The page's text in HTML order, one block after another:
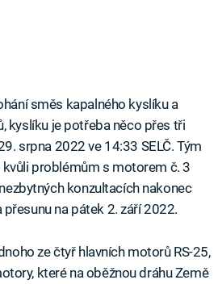
směs kapalného kyslíku a
kyslíku je potřeba něco přes tři
srpna 2022 ve 14:33 SELČ. Tým
problémům s motorem č. 3
konzultacích nakonec
na pátek 2. září 2022.
ze čtyř hlavních motorů RS-25,
které na oběžnou dráhu Země